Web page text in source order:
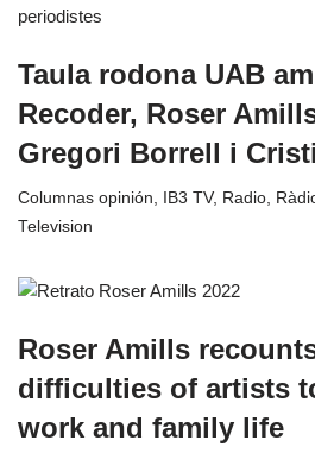
Taula rodona UAB
Recoder, Roser
Gregori Borrell i
Columnas opinión, IB3 TV, Radio,
Television
Roser Amills
difficulties of artists
work and family life